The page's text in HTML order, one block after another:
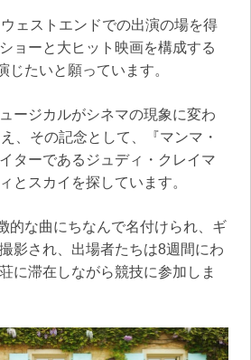
ェストエンドでの出演の場を得
ョーと大ヒット映画を構成する
じたいと願っています。
ージカルがシネマの現象に変わ
、その記念として、『マンマ・
ターであるジュディ・クレイマ
とスカイを探しています。
的な曲にちなんで名付けられ、ギ
影され、出場者たちは8週間にわ
に滞在しながら競技に参加しま